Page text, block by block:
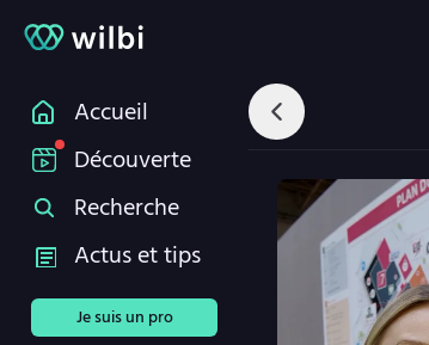
Accueil
Découverte
Recherche
Actus et tips
Je suis un pro